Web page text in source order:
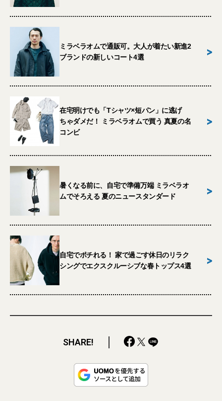
ミラベラオムで通販可。大人が着たい新進2
ブランドの新しいコート4選
>
在宅明けでも「Tシャツ×短パン」に逃げ
ちゃダメだ！ ミラベラオムで買う 真夏の名
コンビ
>
暑くなる前に、自宅で準備万端 ミラベラオ
ムでそろえる 夏のニュースタンダード
>
自宅でポチれる！ 家で過ごす休日のリラク
シングでエクスクルーシブな春トップス4選
>
SHARE!